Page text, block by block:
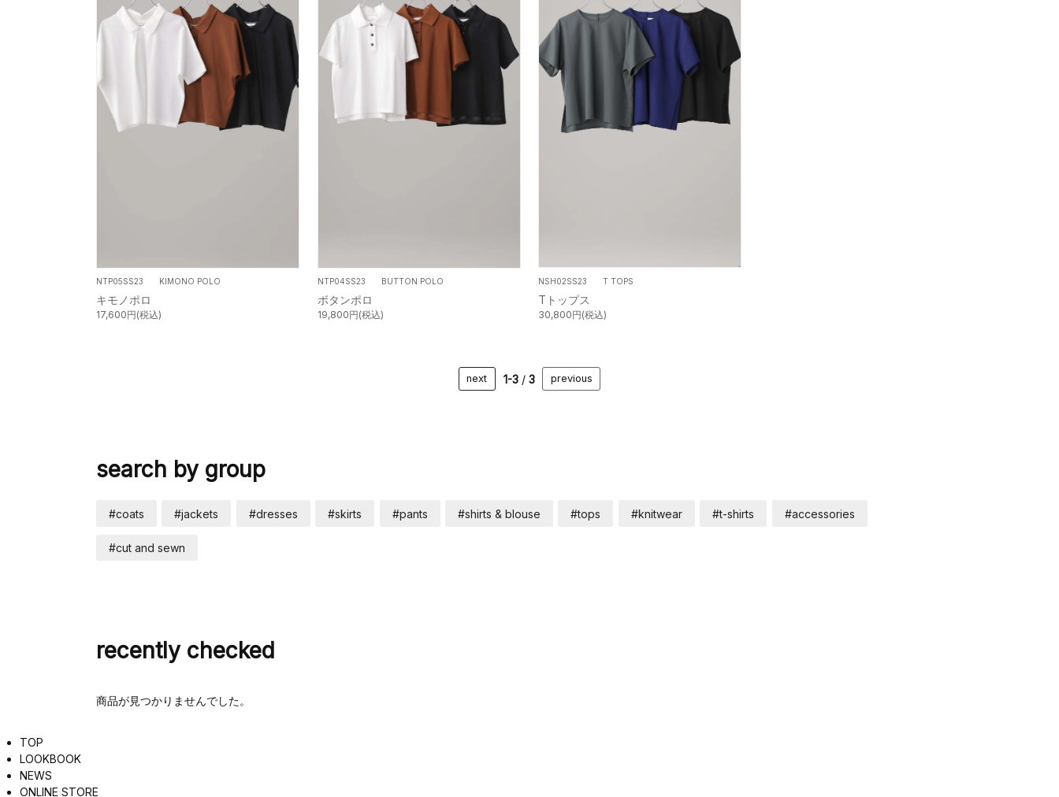
NTP05SS23 KIMONO POLO
キモノポロ
17,600円(税込)
NTP04SS23 BUTTON POLO
ボタンポロ
19,800円(税込)
NSH02SS23 T TOPS
Tトップス
30,800円(税込)
next 1-3 / 3 previous
search by group
#coats #jackets #dresses #skirts #pants #shirts & blouse #tops #knitwear #t-shirts #accessories
#cut and sewn
recently checked
商品が見つかりませんでした。
TOP
LOOKBOOK
NEWS
ONLINE STORE